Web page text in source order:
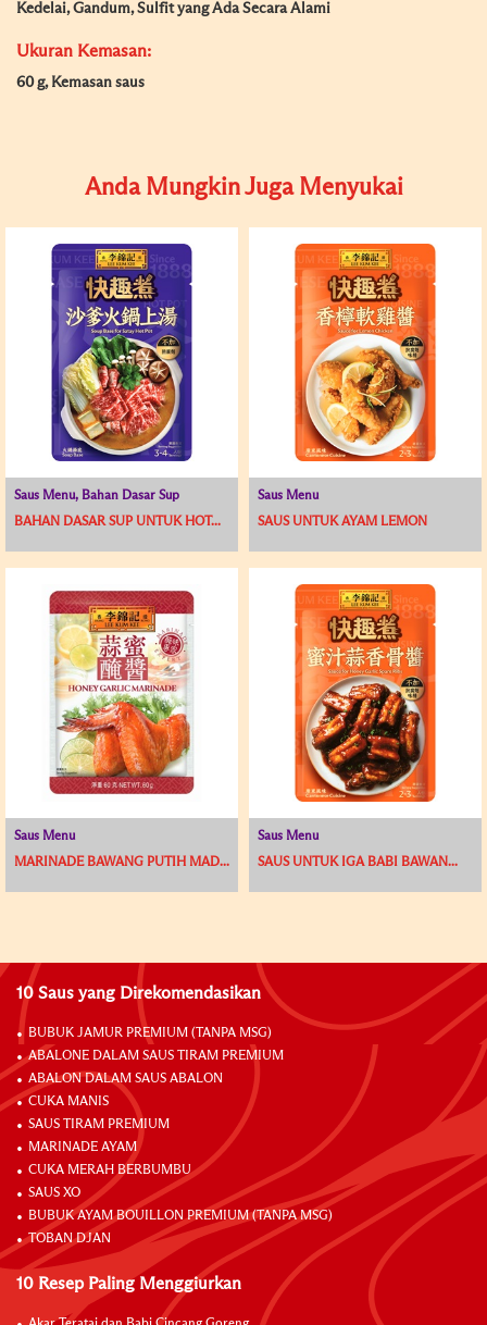
Kedelai, Gandum, Sulfit yang Ada Secara Alami
Ukuran Kemasan:
60 g, Kemasan saus
Anda Mungkin Juga Menyukai
Saus Menu, Bahan Dasar Sup
BAHAN DASAR SUP UNTUK HOT...
Saus Menu
SAUS UNTUK AYAM LEMON
Saus Menu
MARINADE BAWANG PUTIH MAD...
Saus Menu
SAUS UNTUK IGA BABI BAWAN...
10 Saus yang Direkomendasikan
BUBUK JAMUR PREMIUM (TANPA MSG)
ABALONE DALAM SAUS TIRAM PREMIUM
ABALON DALAM SAUS ABALON
CUKA MANIS
SAUS TIRAM PREMIUM
MARINADE AYAM
CUKA MERAH BERBUMBU
SAUS XO
BUBUK AYAM BOUILLON PREMIUM (TANPA MSG)
TOBAN DJAN
10 Resep Paling Menggiurkan